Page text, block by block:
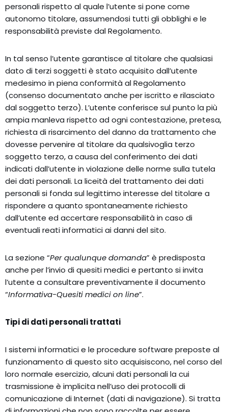
personali rispetto al quale l’utente si pone come
autonomo titolare, assumendosi tutti gli obblighi e le
responsabilità previste dal Regolamento.
In tal senso l’utente garantisce al titolare che qualsiasi
dato di terzi soggetti è stato acquisito dall’utente
medesimo in piena conformità al Regolamento
(consenso documentato anche per iscritto e rilasciato
dal soggetto terzo). L’utente conferisce sul punto la più
ampia manleva rispetto ad ogni contestazione, pretesa,
richiesta di risarcimento del danno da trattamento che
dovesse pervenire al titolare da qualsivoglia terzo
soggetto terzo, a causa del conferimento dei dati
indicati dall’utente in violazione delle norme sulla tutela
dei dati personali. La liceità del trattamento dei dati
personali si fonda sul legittimo interesse del titolare a
rispondere a quanto spontaneamente richiesto
dall’utente ed accertare responsabilità in caso di
eventuali reati informatici ai danni del sito.
La sezione “Per qualunque domanda” è predisposta
anche per l’invio di quesiti medici e pertanto si invita
l’utente a consultare preventivamente il documento
“Informativa-Quesiti medici on line”.
Tipi di dati personali trattati
I sistemi informatici e le procedure software preposte al
funzionamento di questo sito acquisiscono, nel corso del
loro normale esercizio, alcuni dati personali la cui
trasmissione è implicita nell’uso dei protocolli di
comunicazione di Internet (dati di navigazione). Si tratta